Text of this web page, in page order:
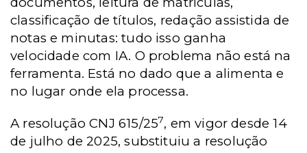
classificação de títulos, redação assistida de
notas e minutas: tudo isso ganha
velocidade com IA. O problema não está na
ferramenta. Está no dado que a alimenta e
no lugar onde ela processa.
A resolução CNJ 615/257, em vigor desde 14
de julho de 2025, substituiu a resolução